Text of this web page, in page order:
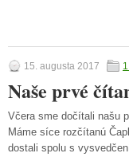
15. augusta 2017
Naše prvé
Včera sme dočítali našu
Máme síce rozčítanú
dostali spolu s